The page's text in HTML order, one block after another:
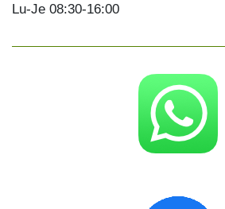
Lu-Je 08:30-16:00